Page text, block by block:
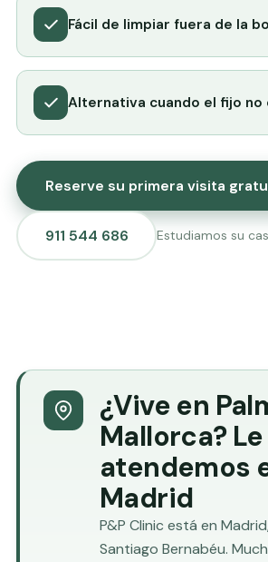
Fácil de limpiar fuera de la
Alternativa cuando el fijo no
Reserve su primera visita
911 544 686 Estudiamos su
¿Vive en
Mallorca? Le
atendemos
Madrid
P&P Clinic está en
Santiago Bernabéu.